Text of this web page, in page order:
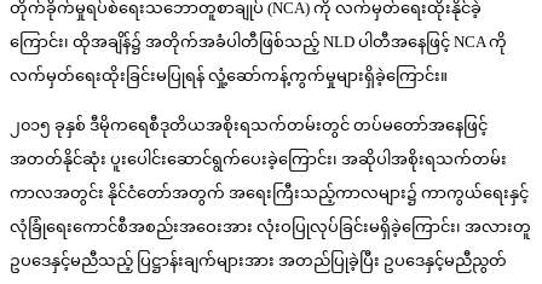
တိုက်ခိုက်မှုရပ်စဲရေးသဘောတူစာချုပ် (NCA) ကို လက်မှတ်ရေးထိုးနိုင်ခဲ့
ကြောင်း၊ ထိုအချိန်၌ အတိုက်အခံပါတီဖြစ်သည့် NLD ပါတီအနေဖြင့် NCA ကို
လက်မှတ်ရေးထိုးခြင်းမပြုရန် လှုံ့ဆော်ကန့်ကွက်မှုများရှိခဲ့ကြောင်း။
၂၀၁၅ ခုနှစ် ဒီမိုကရေစီဒုတိယအစိုးရသက်တမ်းတွင် တပ်မတော်အနေဖြင့်
အတတ်နိုင်ဆုံး ပူးပေါင်းဆောင်ရွက်ပေးခဲ့ကြောင်း၊ အဆိုပါအစိုးရသက်တမ်း
ကာလအတွင်း နိုင်ငံတော်အတွက် အရေးကြီးသည့်ကာလများ၌ ကာကွယ်ရေးနှင့်
လုံခြုံရေးကောင်စီအစည်းအဝေးအား လုံးဝပြုလုပ်ခြင်းမရှိခဲ့ကြောင်း၊ အလားတူ
ဥပဒေနှင့်မညီသည့် ပြဋ္ဌာန်းချက်များအား အတည်ပြုခဲ့ပြီး ဥပဒေနှင့်မညီညွတ်